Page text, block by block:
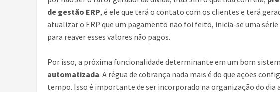
de gestão ERP, é ele que terá o contato com os clientes e terá
atualizar o ERP que um pagamento não foi feito, inicia-se uma série
para reaver esses valores não pagos.
Por isso, a próxima funcionalidade determinante em um bom
automatizada. A régua de cobrança nada mais é do que ações
tempo. Isso é importante de ser incorporado na organização do dia